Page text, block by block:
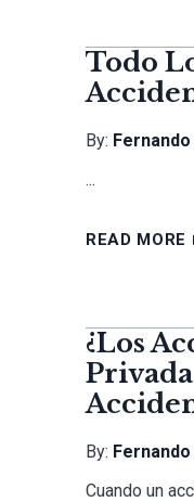
Todo
By: Fernando
...
READ MORE
¿Los
By: Fernando
Cuando un